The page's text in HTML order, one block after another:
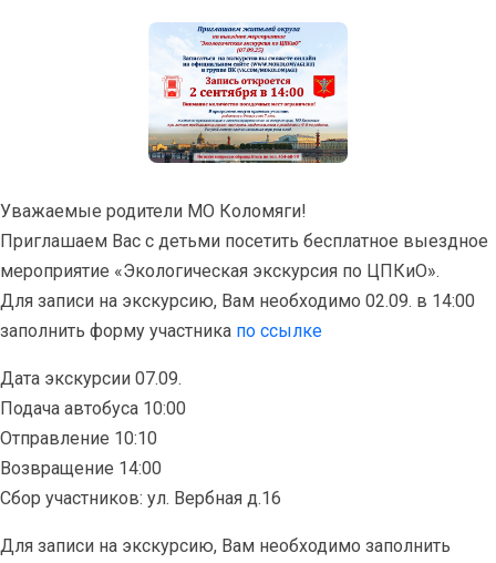
Уважаемые родители МО Коломяги!
Приглашаем Вас с детьми посетить бесплатное выездное
мероприятие «Экологическая экскурсия по ЦПКиО».
Для записи на экскурсию, Вам необходимо 02.09. в 14:00
заполнить форму участника по ссылке
Дата экскурсии 07.09.
Подача автобуса 10:00
Отправление 10:10
Возвращение 14:00
Сбор участников: ул. Вербная д.16
Для записи на экскурсию, Вам необходимо заполнить